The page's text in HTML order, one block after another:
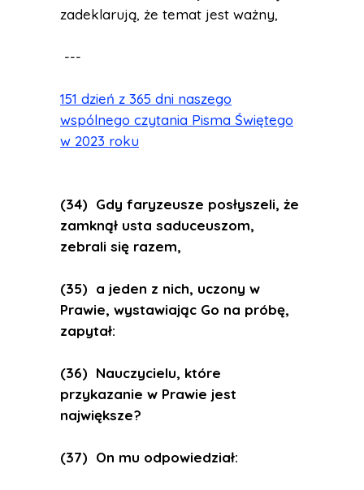
zadeklarują, że temat jest ważny,
---
151 dzień z 365 dni naszego
wspólnego czytania Pisma Świętego
w 2023 roku
(34) Gdy faryzeusze posłyszeli, że
zamknął usta saduceuszom,
zebrali się razem,
(35) a jeden z nich, uczony w
Prawie, wystawiając Go na próbę,
zapytał:
(36) Nauczycielu, które
przykazanie w Prawie jest
największe?
(37) On mu odpowiedział: